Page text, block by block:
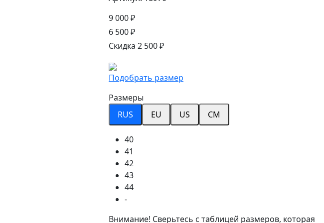
9 000 ₽
6 500 ₽
Скидка 2 500 ₽
Подобрать размер
Размеры
RUS
EU US CM
40
41
42
43
44
-
Внимание! Сверьтесь с таблицей размеров, которая